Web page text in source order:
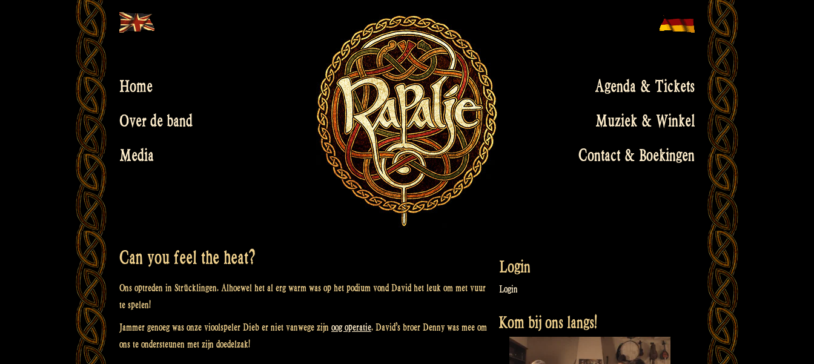
to
Home
Over de band
Media
Agenda & Tickets
Muziek & Winkel
Contact & Boekingen
Can you feel the heat?
Ons optreden in Strücklingen. Alhoewel het al erg warm was op het podium vond David het leuk om met vuur
te spelen!
Jammer genoeg was onze vioolspeler Dieb er niet vanwege zijn oog operatie. David’s broer Denny was mee om
ons te ondersteunen met zijn doedelzak!
Login
Login
Kom bij ons langs!